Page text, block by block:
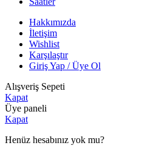
Hakkımızda
İletişim
Wishlist
Karşılaştır
Giriş Yap / Üye Ol
Alışveriş Sepeti
Kapat
Üye paneli
Kapat
Henüz hesabınız yok mu?